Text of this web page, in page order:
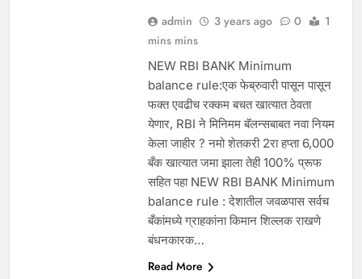
admin 3 years ago 0
1
mins mins
NEW RBI BANK Minimum
balance rule:एक फेब्रुवारी पासून पासून
फक्त एवढीच रक्कम बचत खात्यात ठेवता
येणार, RBI ने मिनिमम बॅलन्सबाबत नवा नियम
केला जाहीर ? नमो शेतकरी 2रा हप्ता 6,000
बँक खात्यात जमा झाला तेही 100% प्रूफ
सहित पहा NEW RBI BANK Minimum
balance rule : देशातील जवळपास सर्वच
बँकांमध्ये ग्राहकांना किमान शिल्लक राखणे
बंधनकारक…
Read More